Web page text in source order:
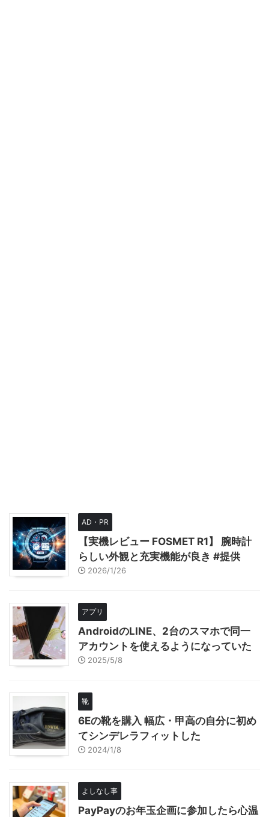
AD・PR
【実機レビュー FOSMET R1】 腕時計
らしい外観と充実機能が良き #提供
2026/1/26
アプリ
AndroidのLINE、2台のスマホで同一
アカウントを使えるようになっていた
2025/5/8
靴
6Eの靴を購入 幅広・甲高の自分に初め
てシンデレラフィットした
2024/1/8
よしなし事
PayPayのお年玉企画に参加したら心温